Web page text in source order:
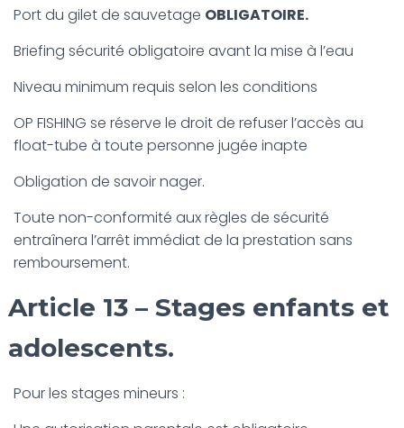
Port du gilet de sauvetage OBLIGATOIRE.
Briefing sécurité obligatoire avant la mise à l’eau
Niveau minimum requis selon les conditions
OP FISHING se réserve le droit de refuser l’accès au
float-tube à toute personne jugée inapte
Obligation de savoir nager.
Toute non-conformité aux règles de sécurité
entraînera l’arrêt immédiat de la prestation sans
remboursement.
Article 13 – Stages enfants et
adolescents.
Pour les stages mineurs :